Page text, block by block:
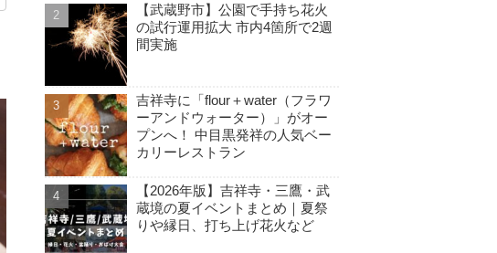
【武蔵野市】公園で手持ち花火
の試行運用拡大 市内4箇所で2週
間実施
吉祥寺に「flour＋water（フラワ
ーアンドウォーター）」がオー
プンへ！ 中目黒発祥の人気ベー
カリーレストラン
【2026年版】吉祥寺・三鷹・武
蔵境の夏イベントまとめ｜夏祭
りや縁日、打ち上げ花火など